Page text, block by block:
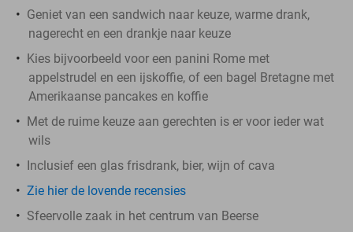
Geniet van een sandwich naar keuze, warme drank,
nagerecht en een drankje naar keuze
Kies bijvoorbeeld voor een panini Rome met
appelstrudel en een ijskoffie, of een bagel Bretagne met
Amerikaanse pancakes en koffie
Met de ruime keuze aan gerechten is er voor ieder wat
wils
Inclusief een glas frisdrank, bier, wijn of cava
Zie hier de lovende recensies
Sfeervolle zaak in het centrum van Beerse